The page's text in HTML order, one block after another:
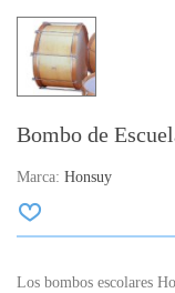
Bombo de
Marca: Honsuy
Los bombos escolares